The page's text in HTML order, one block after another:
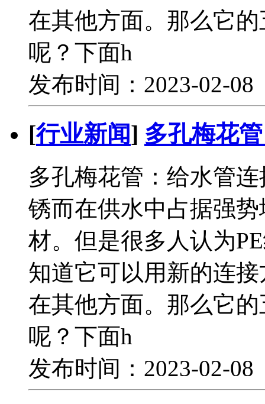
在其他方面。那么它
呢？下面h
发布时间：2023-02-
[行业新闻] 多孔梅花
多孔梅花管：给水管
锈而在供水中占据强
材。但是很多人认为
知道它可以用新的连
在其他方面。那么它
呢？下面h
发布时间：2023-02-